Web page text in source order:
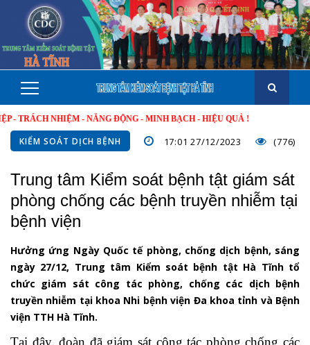
NHIỆM - NĂNG ĐỘNG - MINH BẠCH - HIỆU QUẢ !
KIỂM SOÁT DỊCH BỆNH 17:01 27/12/2023 (776)
Trung tâm Kiểm soát bệnh tật giám sát
phòng chống các bệnh truyền nhiễm tại
bệnh viện
Hưởng ứng Ngày Quốc tế phòng, chống dịch bệnh, sáng
ngày 27/12, Trung tâm Kiểm soát bệnh tật Hà Tĩnh tổ
chức giám sát công tác phòng, chống các dịch bệnh
truyền nhiễm tại khoa Nhi bệnh viện Đa khoa tỉnh và Bệnh
viện TTH Hà Tĩnh.
Tại đây, đoàn đã giám sát công tác phòng chống các